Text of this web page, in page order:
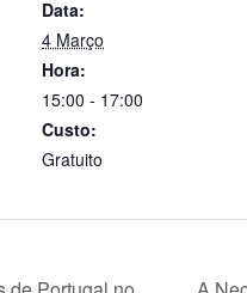
Data:
4 Março
Hora:
15:00 - 17:00
Custo:
Gratuito